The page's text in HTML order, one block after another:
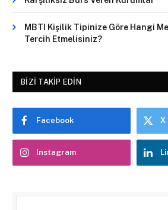
MBTI Kişilik Tipinize Göre Hangi
Tercih Etmelisiniz?
BIZI TAKIP EDIN
Facebook X
Instagram